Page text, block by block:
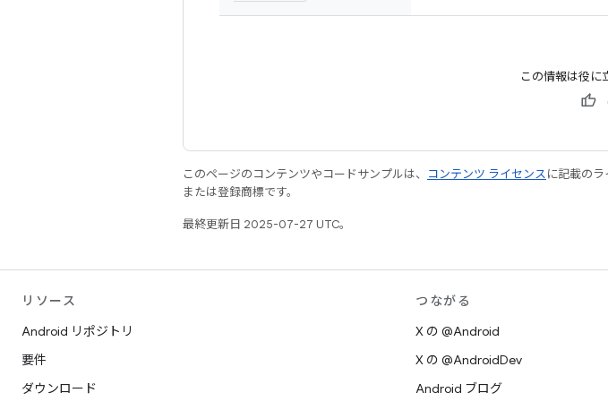
この情報は役に
このページのコンテンツやコードサンプルは、 コンテンツ ライセンスに記載の
または登録商標です。
最終更新日 2025-07-27 UTC。
リソース
Android リポジトリ
要件
ダウンロード
つながる
X の @Android
X の @AndroidDev
Android ブログ